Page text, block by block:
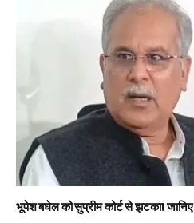
भूपेश बघेल को सुप्रीम कोर्ट से झटका! जानिए